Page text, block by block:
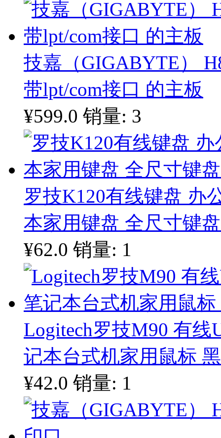
技嘉（GIGABYTE）
带lpt/com接口 的主板
¥599.0 销量: 3
罗技K120有线键盘 办
本家用键盘 全尺寸键
¥62.0 销量: 1
Logitech罗技M90 有
记本台式机家用鼠标
¥42.0 销量: 1